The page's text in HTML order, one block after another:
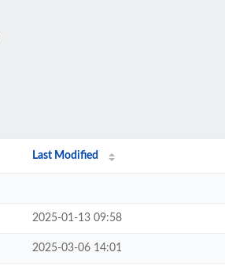
Last Modified
2025-01-13 09:58
2025-03-06 14:01